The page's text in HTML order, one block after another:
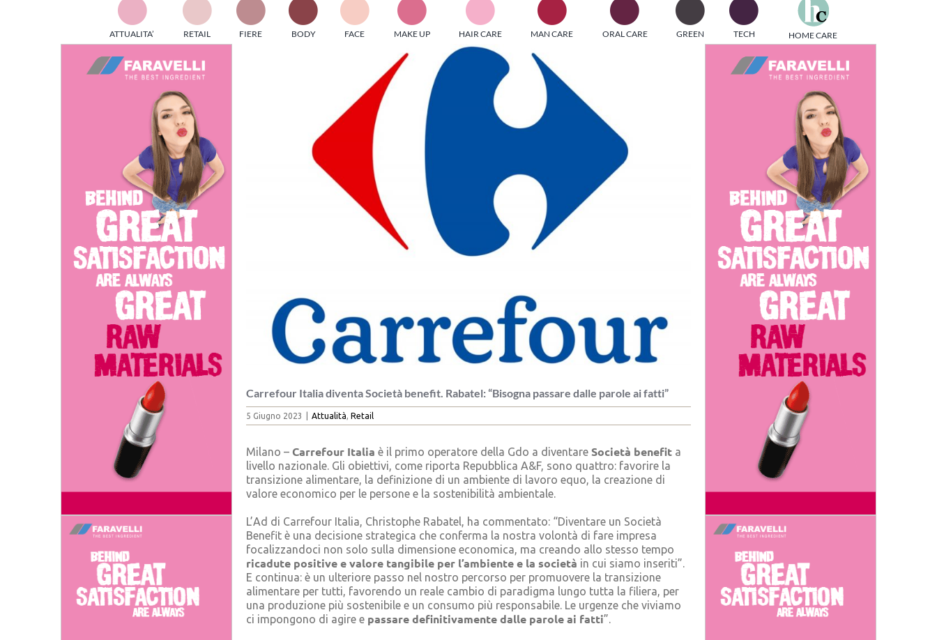
TESPI MEDIAGROUP racchiude un pool di società di comunicazione
particolare, attraverso numerose riviste verticali, fornisce strumenti di
informazione che coinvolgono gli attori nei settori beauty, food,
technology, entertainment e sport.
Stay tuned!
LE RIVISTE
Scroll Down
ATTUALITA’ RETAIL FIERE BODY FACE MAKE UP HAIR CARE MAN CARE ORAL CARE GREEN TECH HOME CARE
Carrefour Italia diventa Società benefit. Rabatel: “Bisogna passare dalle parole ai fatti”
5 Giugno 2023 Attualità, Retail
Milano – Carrefour Italia è il primo operatore della Gdo a diventare Società benefita
livello nazionale. Gli obiettivi, come riporta Repubblica A&F, sono quattro: favorire la
transizione alimentare, la definizione di un ambiente di lavoro equo, la creazione di
valore economico per le persone e la sostenibilità ambientale.
L’Ad di Carrefour Italia, Christophe Rabatel, ha commentato: “Diventare un Società
Benefit è una decisione strategica che conferma la nostra volontà di fare impresa
focalizzandoci non solo sulla dimensione economica, ma creando allo stesso tempo
ricadute positive e valore tangibile per l’ambiente e la società in cui siamo inseriti”.
E continua: è un ulteriore passo nel nostro percorso per promuovere la transizione
alimentare per tutti, favorendo un reale cambio di paradigma lungo tutta la filiera, per
una produzione più sostenibile e un consumo più responsabile. Le urgenze che viviamo
ci impongono di agire e passare definitivamente dalle parole ai fatti”.